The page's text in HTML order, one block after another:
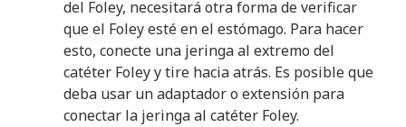
del Foley, necesitará otra forma de verificar
que el Foley esté en el estómago. Para hacer
esto, conecte una jeringa al extremo del
catéter Foley y tire hacia atrás. Es posible que
deba usar un adaptador o extensión para
conectar la jeringa al catéter Foley.